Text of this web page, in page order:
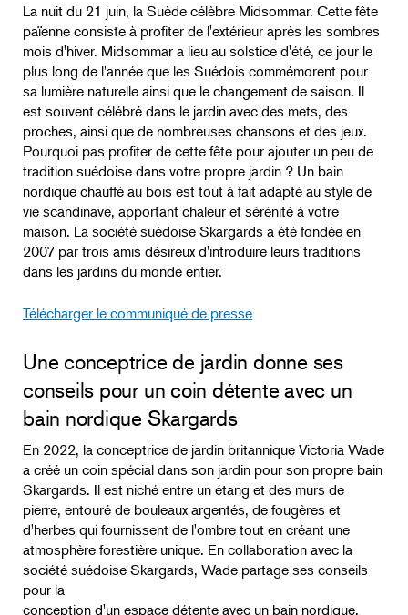
La nuit du 21 juin, la Suède célèbre Midsommar. Cette fête
païenne consiste à profiter de l'extérieur après les sombres
mois d'hiver. Midsommar a lieu au solstice d'été, ce jour le
plus long de l'année que les Suédois commémorent pour
sa lumière naturelle ainsi que le changement de saison. Il
est souvent célébré dans le jardin avec des mets, des
proches, ainsi que de nombreuses chansons et des jeux.
Pourquoi pas profiter de cette fête pour ajouter un peu de
tradition suédoise dans votre propre jardin ? Un bain
nordique chauffé au bois est tout à fait adapté au style de
vie scandinave, apportant chaleur et sérénité à votre
maison. La société suédoise Skargards a été fondée en
2007 par trois amis désireux d'introduire leurs traditions
dans les jardins du monde entier.
Télécharger le communiqué de presse
Une conceptrice de jardin donne ses
conseils pour un coin détente avec un
bain nordique Skargards
En 2022, la conceptrice de jardin britannique Victoria Wade
a créé un coin spécial dans son jardin pour son propre bain
Skargards. Il est niché entre un étang et des murs de
pierre, entouré de bouleaux argentés, de fougères et
d'herbes qui fournissent de l'ombre tout en créant une
atmosphère forestière unique. En collaboration avec la
société suédoise Skargards, Wade partage ses conseils
pour la
conception d'un espace détente avec un bain nordique.